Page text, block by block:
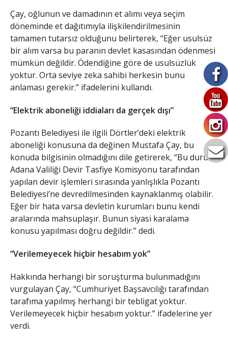
Çay, oğlunun ve damadının et alımı veya seçim
döneminde et dağıtımıyla ilişkilendirilmesinin
tamamen tutarsız olduğunu belirterek, “Eğer usulsüz
bir alım varsa bu paranın devlet kasasından ödenmesi
mümkün değildir. Ödendiğine göre de usulsüzlük
yoktur. Orta seviye zeka sahibi herkesin bunu
anlaması gerekir.” ifadelerini kullandı.
“Elektrik aboneliği iddiaları da gerçek dışı”
Pozantı Belediyesi ile ilgili Dörtler’deki elektrik
aboneliği konusuna da değinen Mustafa Çay, bu
konuda bilgisinin olmadığını dile getirerek, “Bu durum,
Adana Valiliği Devir Tasfiye Komisyonu tarafından
yapılan devir işlemleri sırasında yanlışlıkla Pozantı
Belediyesi’ne devredilmesinden kaynaklanmış olabilir.
Eğer bir hata varsa devletin kurumları bunu kendi
aralarında mahsuplaşır. Bunun siyasi karalama
konusu yapılması doğru değildir.” dedi.
“Verilemeyecek hiçbir hesabım yok”
Hakkında herhangi bir soruşturma bulunmadığını
vurgulayan Çay, “Cumhuriyet Başsavcılığı tarafından
tarafıma yapılmış herhangi bir tebligat yoktur.
Verilemeyecek hiçbir hesabım yoktur.” ifadelerine yer
verdi.